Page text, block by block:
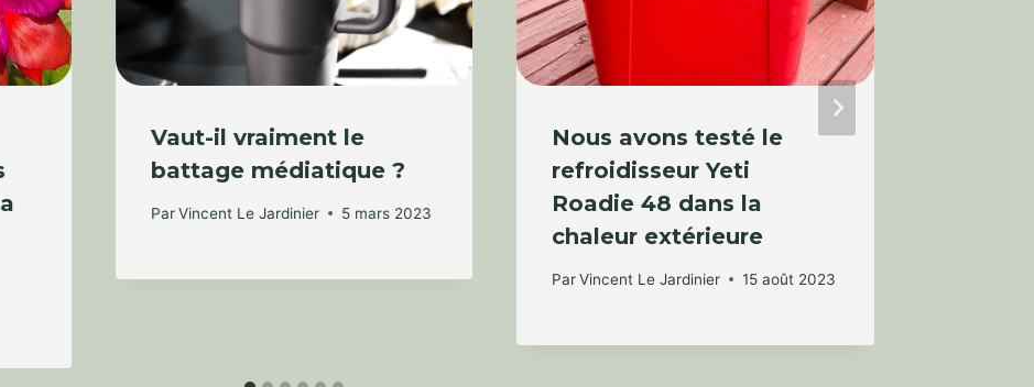
Vaut-il vraiment le
battage médiatique ?
Par Vincent Le Jardinier 5 mars 2023
Nous avons testé le
refroidisseur Yeti
Roadie 48 dans la
chaleur extérieure
Par Vincent Le Jardinier 15 août 2023